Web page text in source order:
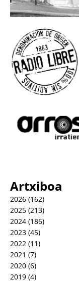
Artxiboa
2026 (162)
2025 (213)
2024 (186)
2023 (45)
2022 (11)
2021 (7)
2020 (6)
2019 (4)